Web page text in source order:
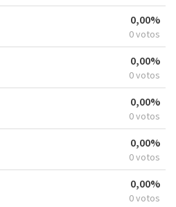
0,00%
0 votos
0,00%
0 votos
0,00%
0 votos
0,00%
0 votos
0,00%
0 votos